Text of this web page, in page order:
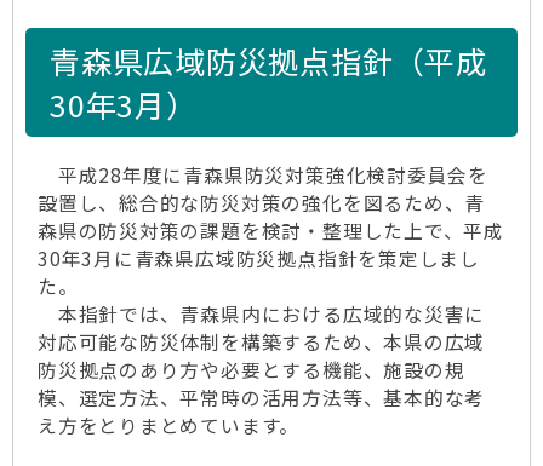
青森県広域防災拠点指針（平成
30年3月）
平成28年度に青森県防災対策強化検討委員会を
設置し、総合的な防災対策の強化を図るため、青
森県の防災対策の課題を検討・整理した上で、平成
30年3月に青森県広域防災拠点指針を策定しまし
た。
本指針では、青森県内における広域的な災害に
対応可能な防災体制を構築するため、本県の広域
防災拠点のあり方や必要とする機能、施設の規
模、選定方法、平常時の活用方法等、基本的な考
え方をとりまとめています。